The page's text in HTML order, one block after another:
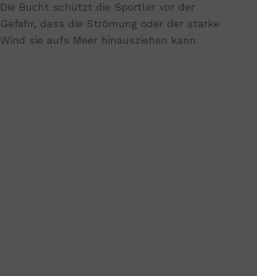
Die Bucht schützt die Sportler vor der
Gefahr, dass die Strömung oder der starke
Wind sie aufs Meer hinausziehen kann.